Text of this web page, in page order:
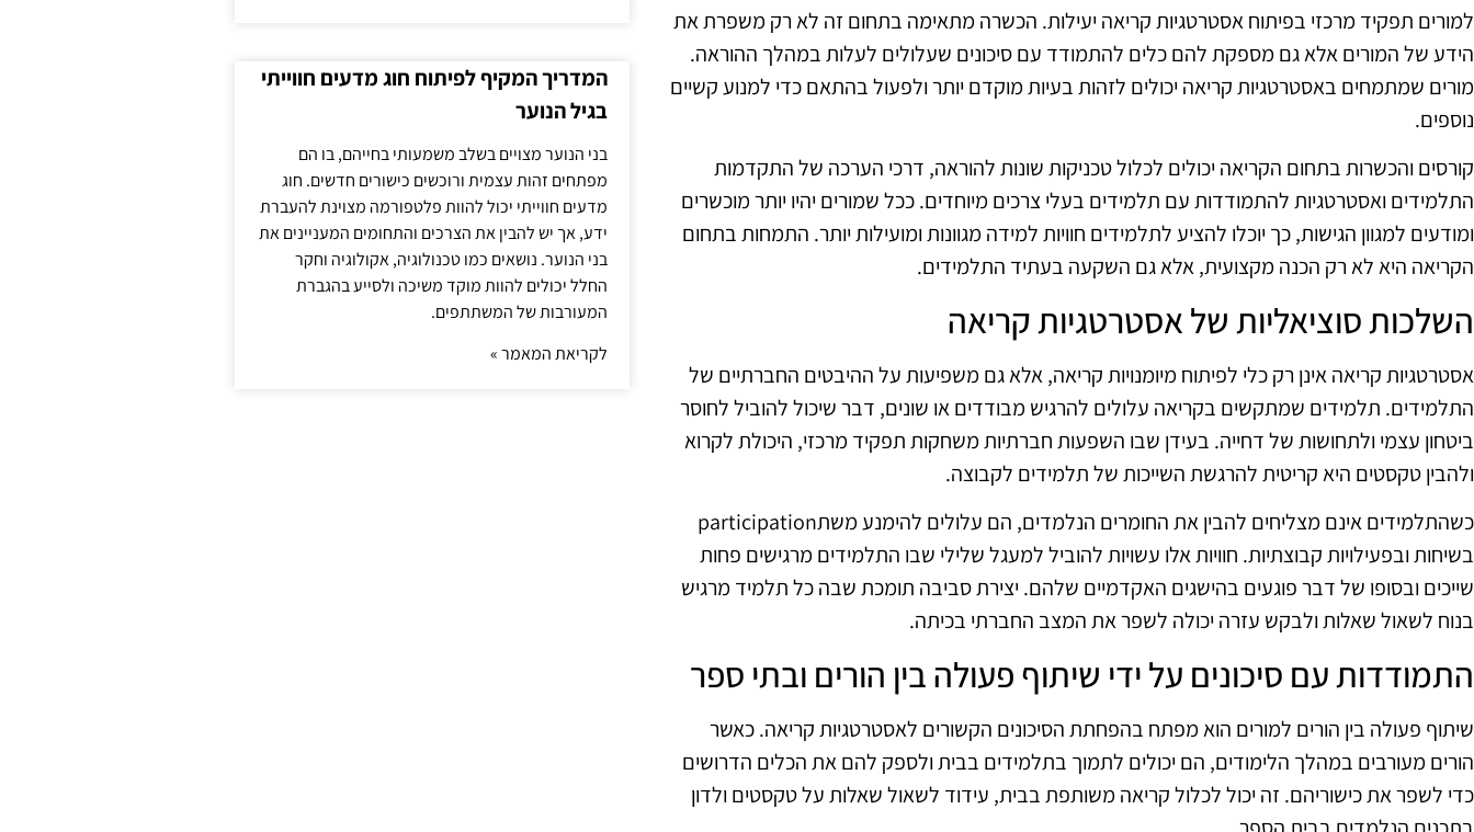
למורים תפקיד מרכזי בפיתוח אסטרטגיות קריאה יעילות. הכשרה מתאימה בתחום זה לא רק משפרת את
הידע של המורים אלא גם מספקת להם כלים להתמודד עם סיכונים שעלולים לעלות במהלך ההוראה.
מורים שמתמחים באסטרטגיות קריאה יכולים לזהות בעיות מוקדם יותר ולפעול בהתאם כדי למנוע קשיים
נוספים.
קורסים והכשרות בתחום הקריאה יכולים לכלול טכניקות שונות להוראה, דרכי הערכה של התקדמות
התלמידים ואסטרטגיות להתמודדות עם תלמידים בעלי צרכים מיוחדים. ככל שמורים יהיו יותר מוכשרים
ומודעים למגוון הגישות, כך יוכלו להציע לתלמידים חוויות למידה מגוונות ומועילות יותר. התמחות בתחום
הקריאה היא לא רק הכנה מקצועית, אלא גם השקעה בעתיד התלמידים.
השלכות סוציאליות של אסטרטגיות קריאה
אסטרטגיות קריאה אינן רק כלי לפיתוח מיומנויות קריאה, אלא גם משפיעות על ההיבטים החברתיים של
התלמידים. תלמידים שמתקשים בקריאה עלולים להרגיש מבודדים או שונים, דבר שיכול להוביל לחוסר
ביטחון עצמי ולתחושות של דחייה. בעידן שבו השפעות חברתיות משחקות תפקיד מרכזי, היכולת לקרוא
ולהבין טקסטים היא קריטית להרגשת השייכות של תלמידים לקבוצה.
כשהתלמידים אינם מצליחים להבין את החומרים הנלמדים, הם עלולים להימנע משתparticipation
בשיחות ובפעילויות קבוצתיות. חוויות אלו עשויות להוביל למעגל שלילי שבו התלמידים מרגישים פחות
שייכים ובסופו של דבר פוגעים בהישגים האקדמיים שלהם. יצירת סביבה תומכת שבה כל תלמיד מרגיש
בנוח לשאול שאלות ולבקש עזרה יכולה לשפר את המצב החברתי בכיתה.
התמודדות עם סיכונים על ידי שיתוף פעולה בין הורים ובתי ספר
שיתוף פעולה בין הורים למורים הוא מפתח בהפחתת הסיכונים הקשורים לאסטרטגיות קריאה. כאשר
הורים מעורבים במהלך הלימודים, הם יכולים לתמוך בתלמידים בבית ולספק להם את הכלים הדרושים
כדי לשפר את כישוריהם. זה יכול לכלול קריאה משותפת בבית, עידוד לשאול שאלות על טקסטים ולדון
המדריך המקיף לפיתוח חוג מדעים חווייתי
בגיל הנוער
בני הנוער מצויים בשלב משמעותי בחייהם, בו הם
מפתחים זהות עצמית ורוכשים כישורים חדשים. חוג
מדעים חווייתי יכול להוות פלטפורמה מצוינת להעברת
ידע, אך יש להבין את הצרכים והתחומים המעניינים את
בני הנוער. נושאים כמו טכנולוגיה, אקולוגיה וחקר
החלל יכולים להוות מוקד משיכה ולסייע בהגברת
המעורבות של המשתתפים.
לקריאת המאמר »